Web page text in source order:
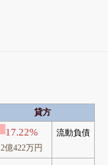
貸方
17.22%
2億422万円
流動負債